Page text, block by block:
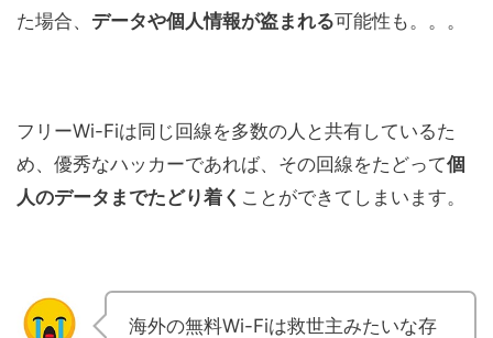
た場合、 データや個人情報が盗まれる可能性も。。。
フリーWi-Fiは同じ回線を多数の人と共有しているた
め、優秀なハッカーであれば、その回線をたどって個
人のデータまでたどり着く ことができてしまいます。
海外の無料Wi-Fiは救世主みたいな存